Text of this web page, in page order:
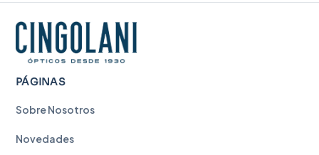
PÁGINAS
Sobre Nosotros
Novedades